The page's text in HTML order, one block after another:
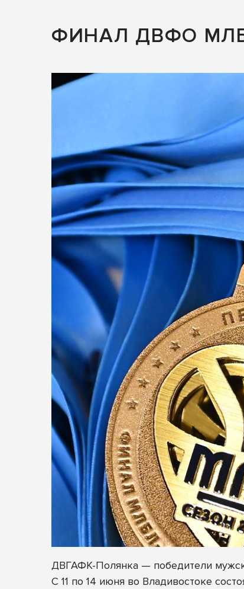
ФИНАЛ ДВФО
ДВГАФК-Полянка — победители
С 11 по 14 июня во Владивостоке